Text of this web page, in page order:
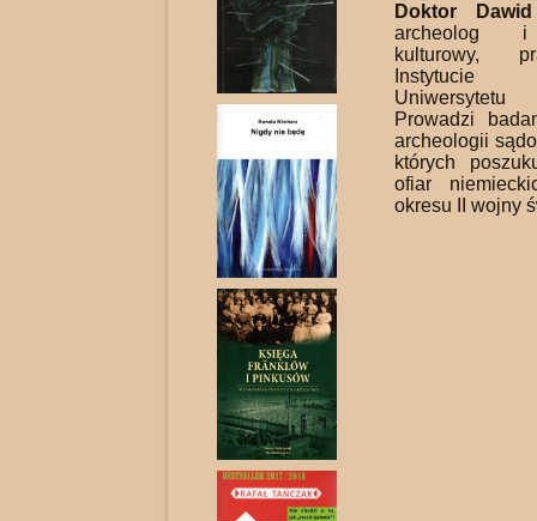
Doktor
archeolog i
kulturowy,
Instytucie
Prowadzi
archeologii
których
ofiar
okresu II wojny